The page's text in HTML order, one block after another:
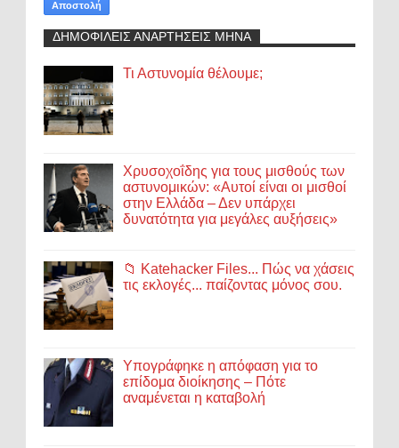
ΔΗΜΟΦΙΛΕΙΣ ΑΝΑΡΤΗΣΕΙΣ ΜΗΝΑ
Τι Αστυνομία θέλουμε;
Χρυσοχοΐδης για τους μισθούς των
αστυνομικών: «Αυτοί είναι οι μισθοί
στην Ελλάδα – Δεν υπάρχει
δυνατότητα για μεγάλες αυξήσεις»
📁 Katehacker Files... Πώς να χάσεις
τις εκλογές... παίζοντας μόνος σου.
Υπογράφηκε η απόφαση για το
επίδομα διοίκησης – Πότε
αναμένεται η καταβολή